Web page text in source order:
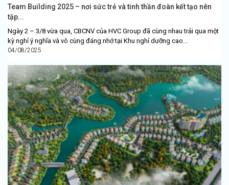
Team Building 2025 – nơi sức trẻ và tinh thần đoàn kết tạo nên
tập...
Ngày 2 – 3/8 vừa qua, CBCNV của HVC Group đã cùng nhau trải qua một
kỳ nghỉ ý nghĩa và vô cùng đáng nhớ tại Khu nghỉ dưỡng cao...
04/08/2025